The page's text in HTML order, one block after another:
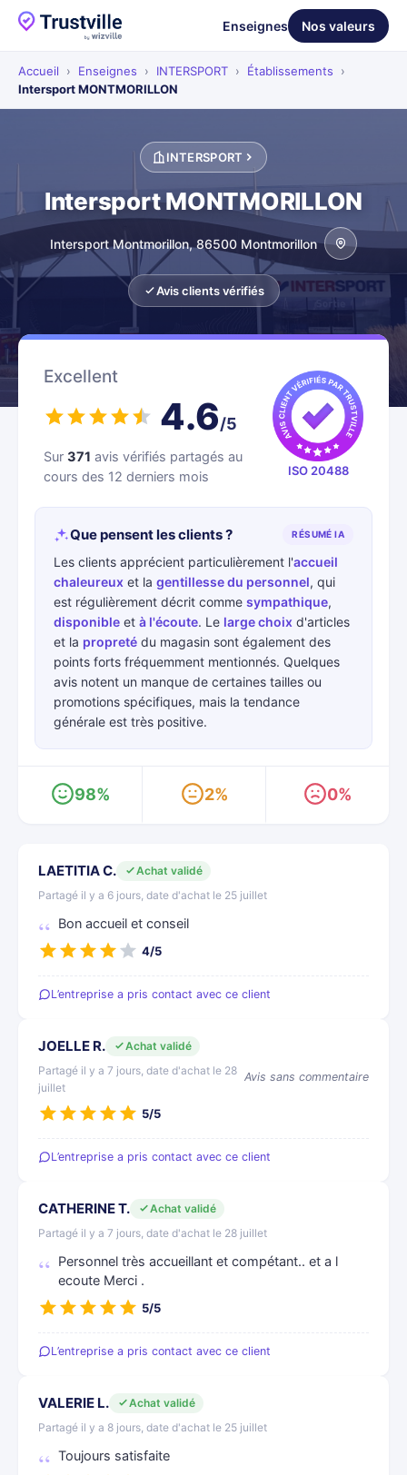
Enseignes Nos valeurs
Accueil › Enseignes › INTERSPORT › Établissements
›
Intersport MONTMORILLON
INTERSPORT
Intersport MONTMORILLON
Intersport Montmorillon, 86500 Montmorillon
Avis clients vérifiés
Excellent
4.6/5
Sur 371 avis vérifiés partagés au
cours des 12 derniers mois
ISO 20488
Que pensent les clients ? RÉSUMÉ IA
Les clients apprécient particulièrement l'accueil
chaleureux et la gentillesse du personnel, qui
est régulièrement décrit comme sympathique,
disponible et à l'écoute. Le large choix d'articles
et la propreté du magasin sont également des
points forts fréquemment mentionnés. Quelques
avis notent un manque de certaines tailles ou
promotions spécifiques, mais la tendance
générale est très positive.
98% 2% 0%
LAETITIA C.
Achat validé
Partagé il y a 6 jours, date d'achat le 25 juillet
Bon accueil et conseil
4/5
L’entreprise a pris contact avec ce client
JOELLE R.
Achat validé
Partagé il y a 7 jours, date d'achat le 28
juillet
Avis sans commentaire
5/5
L’entreprise a pris contact avec ce client
CATHERINE T.
Achat validé
Partagé il y a 7 jours, date d'achat le 28 juillet
Personnel très accueillant et compétant.. et a l
ecoute Merci .
5/5
L’entreprise a pris contact avec ce client
VALERIE L.
Achat validé
Partagé il y a 8 jours, date d'achat le 25 juillet
Toujours satisfaite